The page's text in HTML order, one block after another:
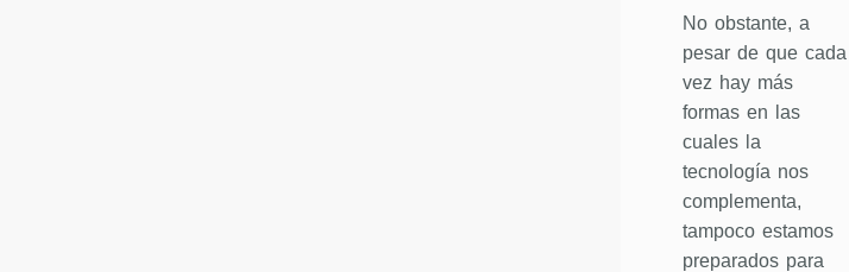
No obstante, a
pesar de que cada
vez hay más
formas en las
cuales la
tecnología nos
complementa,
tampoco estamos
preparados para